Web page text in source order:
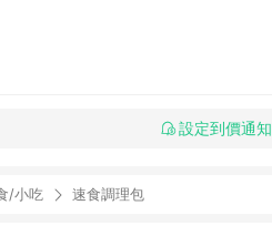
設定到價通知
/小吃 速食調理包